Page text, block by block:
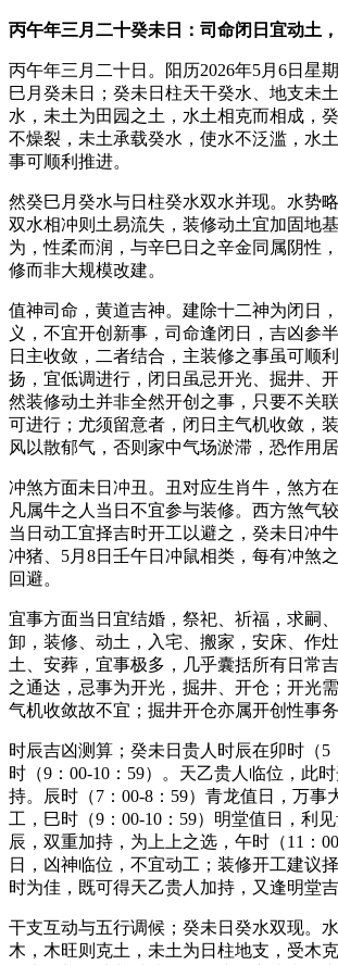
丙午年三月二十癸未日：司命闭日宜动土
丙午年三月二十日。阳历2026年5月6日星
巳月癸未日；癸未日柱天干癸水、地支未
水，未土为田园之土，水土相克而相成，
不燥裂，未土承载癸水，使水不泛滥，水
事可顺利推进。
然癸巳月癸水与日柱癸水双水并现。水势
双水相冲则土易流失，装修动土宜加固地
为，性柔而润，与辛巳日之辛金同属阴性
修而非大规模改建。
值神司命，黄道吉神。建除十二神为闭日
义，不宜开创新事，司命逢闭日，吉凶参
日主收敛，二者结合，主装修之事虽可顺
扬，宜低调进行，闭日虽忌开光、掘井、
然装修动土并非全然开创之事，只要不关
可进行；尤须留意者，闭日主气机收敛，
风以散郁气，否则家中气场淤滞，恐作用居
冲煞方面未日冲丑。丑对应生肖牛，煞方
凡属牛之人当日不宜参与装修。西方煞气
当日动工宜择吉时开工以避之，癸未日冲
冲猪、5月8日壬午日冲鼠相类，每有冲煞
回避。
宜事方面当日宜结婚，祭祀、祈福，求嗣
卸，装修、动土，入宅、搬家，安床、作
土、安葬，宜事极多，几乎囊括所有日常
之通达，忌事为开光，掘井、开仓；开光
气机收敛故不宜；掘井开仓亦属开创性事
时辰吉凶测算；癸未日贵人时辰在卯时（5
时（9：00-10：59）。天乙贵人临位，此
持。辰时（7：00-8：59）青龙值日，万事
工，巳时（9：00-10：59）明堂值日，利
辰，双重加持，为上上之选，午时（11：
日，凶神临位，不宜动工；装修开工建议
时为佳，既可得天乙贵人加持，又逢明堂
干支互动与五行调候；癸未日癸水双现。
木，木旺则克土，未土为日柱地支，受木